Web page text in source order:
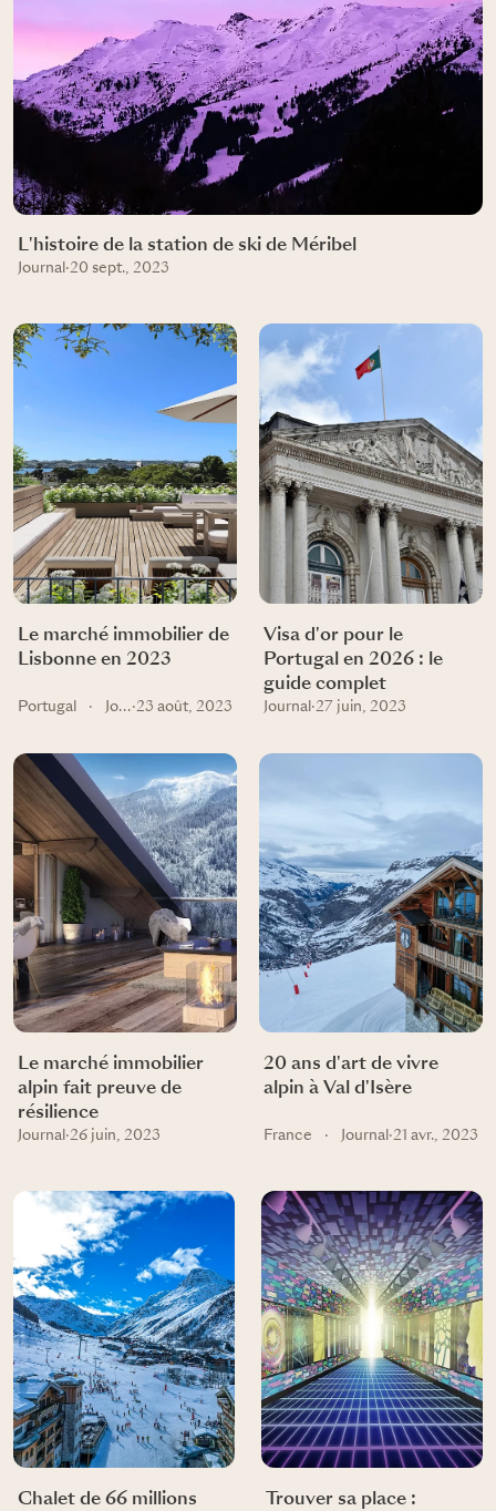
L'histoire de la station de ski de Méribel
Journal ·20 sept., 2023
Le marché immobilier de
Lisbonne en 2023
Portugal · Journal ·23 août, 2023
Visa d'or pour le
Portugal en 2026 : le
guide complet
Journal ·27 juin, 2023
Le marché immobilier
alpin fait preuve de
résilience
Journal ·26 juin, 2023
20 ans d'art de vivre
alpin à Val d'Isère
France · Journal ·21 avr., 2023
Chalet de 66 millions
Trouver sa place :